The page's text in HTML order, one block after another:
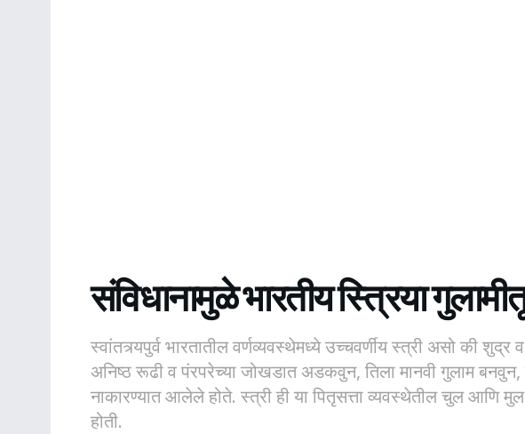
संविधानामुळे भारतीय स्त्रिया
स्वांतत्र्यपुर्व भारतातील वर्णव्यवस्थेमध्ये उच्चवर्णीय स्त्री असो की शुद्र
अनिष्ठ रूढी व पंरपरेच्या जोखडात अडकवुन, तिला मानवी गुलाम
नाकारण्यात आलेले होते. स्त्री ही या पितृसत्ता व्यवस्थेतील चुल आणि
होती.